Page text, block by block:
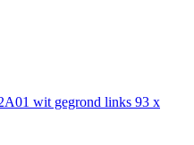
wit gegrond links 93 x